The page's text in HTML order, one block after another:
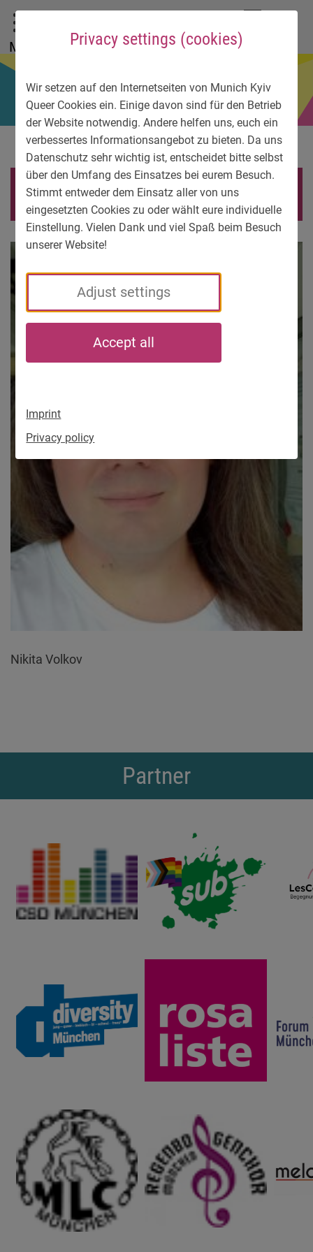
Privacy settings (cookies)
Wir setzen auf den Internetseiten von Munich Kyiv
Queer Cookies ein. Einige davon sind für den Betrieb
der Website notwendig. Andere helfen uns, euch ein
verbessertes Informationsangebot zu bieten. Da uns
Datenschutz sehr wichtig ist, entscheidet bitte selbst
über den Umfang des Einsatzes bei eurem Besuch.
Stimmt entweder dem Einsatz aller von uns
eingesetzten Cookies zu oder wählt eure individuelle
Einstellung. Vielen Dank und viel Spaß beim Besuch
unserer Website!
Adjust settings
Accept all
Imprint
Privacy policy
To main menu
To language menu
To search
To content
To service information
Menu
Nikita Volkov
Nikita Volkov
Partner